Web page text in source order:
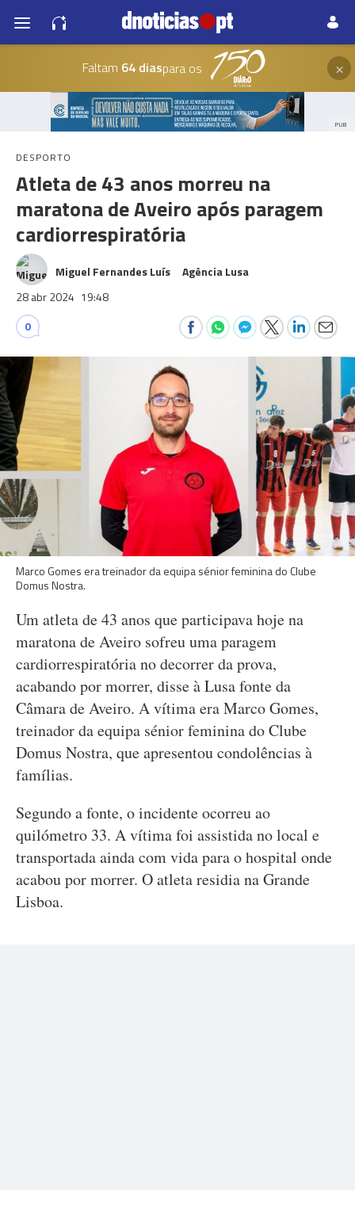
Faltam 64 diaspara os ×
PUB
DESPORTO
Atleta de 43 anos morreu na
maratona de Aveiro após paragem
cardiorrespiratória
Miguel Fernandes Luís
Agência Lusa
28 abr 2024 19:48
0
Marco Gomes era treinador da equipa sénior feminina do Clube
Domus Nostra.
Um atleta de 43 anos que participava hoje na
maratona de Aveiro sofreu uma paragem
cardiorrespiratória no decorrer da prova,
acabando por morrer, disse à Lusa fonte da
Câmara de Aveiro. A vítima era Marco Gomes,
treinador da equipa sénior feminina do Clube
Domus Nostra, que apresentou condolências à
famílias.
Segundo a fonte, o incidente ocorreu ao
quilómetro 33. A vítima foi assistida no local e
transportada ainda com vida para o hospital onde
acabou por morrer. O atleta residia na Grande
Lisboa.